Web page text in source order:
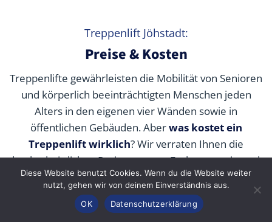
Treppenlift Jöhstadt:
Preise & Kosten
Treppenlifte gewährleisten die Mobilität von Senioren
und körperlich beeinträchtigten Menschen jeden
Alters in den eigenen vier Wänden sowie in
öffentlichen Gebäuden. Aberwas kostet ein
Treppenlift wirklich? Wir verraten Ihnen die
durchschnittlichen Preise unserer Fachpartner je nach
Modell und wie Sie die Kosten durch Zuschüsse,
Fördermittel und Alternativen senken können.
Konfigurator
Diese Website benutzt Cookies. Wenn du die Website weiter
nutzt, gehen wir von deinem Einverständnis aus.
OK
Datenschutzerklärung